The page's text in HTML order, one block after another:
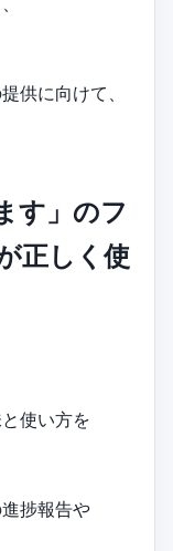
供に向けて、
す」のフ
正しく使
使い方を
捗報告や